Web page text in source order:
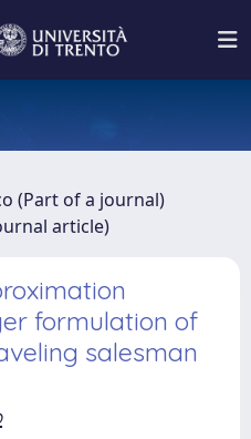
(Part of a journal)
article)
formulation of
salesman